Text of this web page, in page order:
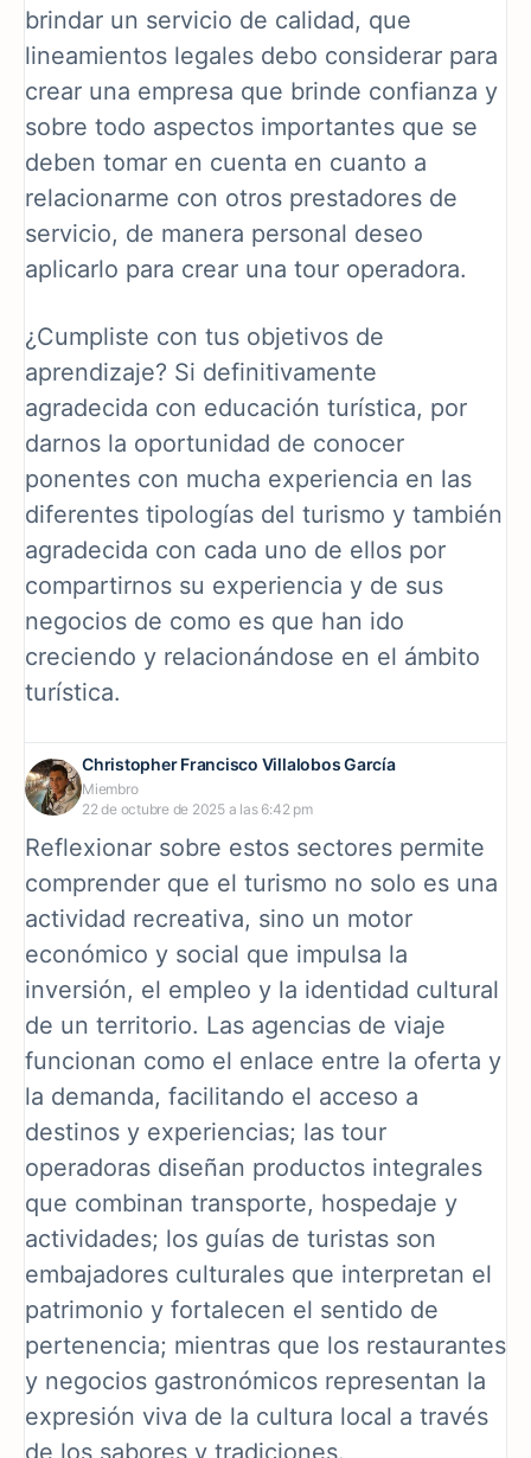
brindar un servicio de calidad, que
lineamientos legales debo considerar para
crear una empresa que brinde confianza y
sobre todo aspectos importantes que se
deben tomar en cuenta en cuanto a
relacionarme con otros prestadores de
servicio, de manera personal deseo
aplicarlo para crear una tour operadora.
¿Cumpliste con tus objetivos de
aprendizaje? Si definitivamente
agradecida con educación turística, por
darnos la oportunidad de conocer
ponentes con mucha experiencia en las
diferentes tipologías del turismo y también
agradecida con cada uno de ellos por
compartirnos su experiencia y de sus
negocios de como es que han ido
creciendo y relacionándose en el ámbito
turística.
Christopher Francisco Villalobos García
Miembro
22 de octubre de 2025 a las 6:42 pm
Reflexionar sobre estos sectores permite
comprender que el turismo no solo es una
actividad recreativa, sino un motor
económico y social que impulsa la
inversión, el empleo y la identidad cultural
de un territorio. Las agencias de viaje
funcionan como el enlace entre la oferta y
la demanda, facilitando el acceso a
destinos y experiencias; las tour
operadoras diseñan productos integrales
que combinan transporte, hospedaje y
actividades; los guías de turistas son
embajadores culturales que interpretan el
patrimonio y fortalecen el sentido de
pertenencia; mientras que los restaurantes
y negocios gastronómicos representan la
expresión viva de la cultura local a través
de los sabores y tradiciones.